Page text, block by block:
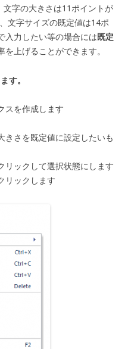
文字の大きさは11ポイントが
文字サイズの既定値は14ポ
入力したい等の場合には既定
を上げることができます。
す。
スを作成します
きさを既定値に設定したいも
リックして選択状態にします
リックします